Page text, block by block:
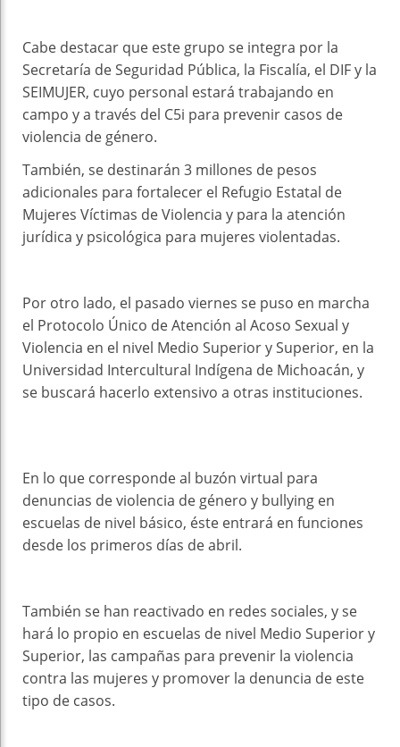
Cabe destacar que este grupo se integra por la
Secretaría de Seguridad Pública, la Fiscalía, el DIF y la
SEIMUJER, cuyo personal estará trabajando en
campo y a través del C5i para prevenir casos de
violencia de género.
También, se destinarán 3 millones de pesos
adicionales para fortalecer el Refugio Estatal de
Mujeres Víctimas de Violencia y para la atención
jurídica y psicológica para mujeres violentadas.
Por otro lado, el pasado viernes se puso en marcha
el Protocolo Único de Atención al Acoso Sexual y
Violencia en el nivel Medio Superior y Superior, en la
Universidad Intercultural Indígena de Michoacán, y
se buscará hacerlo extensivo a otras instituciones.
En lo que corresponde al buzón virtual para
denuncias de violencia de género y bullying en
escuelas de nivel básico, éste entrará en funciones
desde los primeros días de abril.
También se han reactivado en redes sociales, y se
hará lo propio en escuelas de nivel Medio Superior y
Superior, las campañas para prevenir la violencia
contra las mujeres y promover la denuncia de este
tipo de casos.